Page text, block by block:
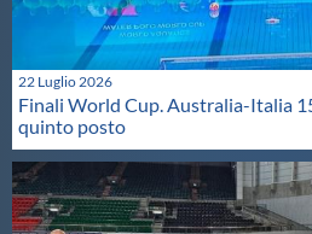
22 Luglio 2026
Finali World Cup. Australia-Italia
quinto posto